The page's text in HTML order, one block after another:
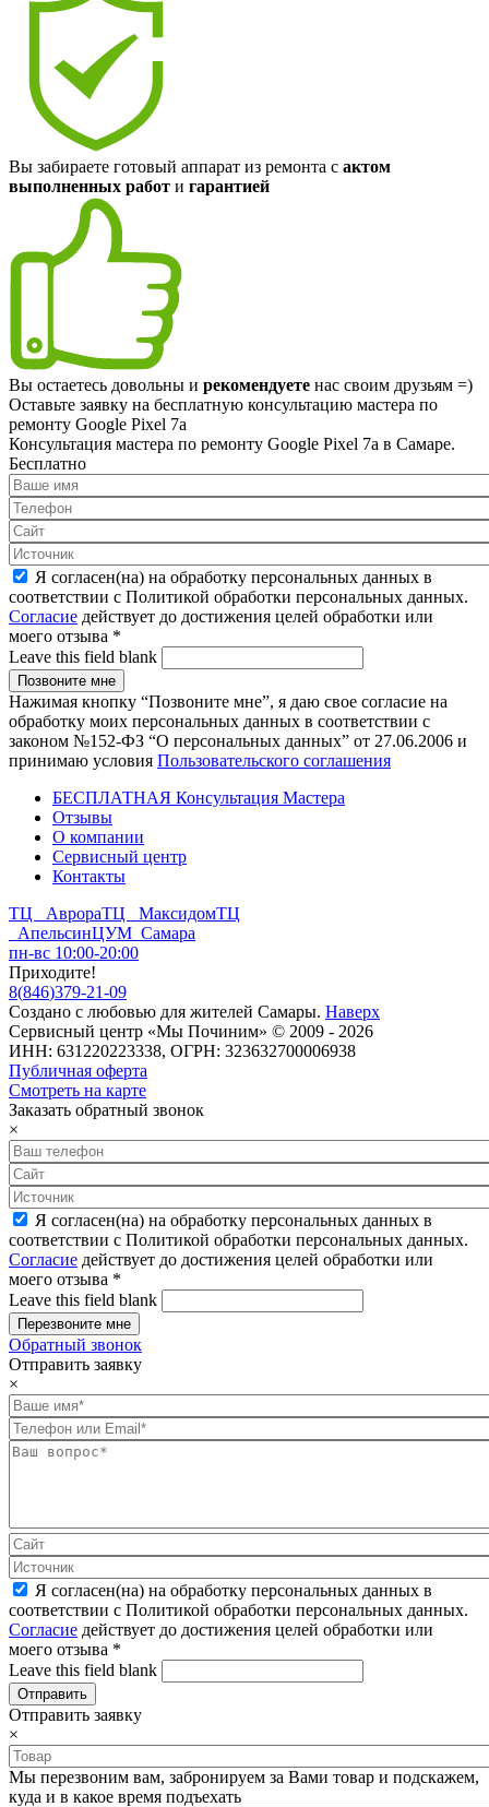
Вы забираете готовый аппарат из ремонта с актом
выполненных работ и гарантией
Вы остаетесь довольны и рекомендуете нас своим друзьям =)
Оставьте заявку на бесплатную консультацию мастера по
ремонту Google Pixel 7a
Консультация мастера по ремонту Google Pixel 7a в Самаре.
Бесплатно
Я согласен(на) на обработку персональных данных в
соответствии с Политикой обработки персональных данных.
Согласие действует до достижения целей обработки или
моего отзыва *
Leave this field blank
Нажимая кнопку “Позвоните мне”, я даю свое согласие на
обработку моих персональных данных в соответствии с
законом №152-ФЗ “О персональных данных” от 27.06.2006 и
принимаю условия Пользовательского соглашения
БЕСПЛАТНАЯ Консультация Мастера
Отзывы
О компании
Сервисный центр
Контакты
ТЦ АврораТЦ МаксидомТЦ
АпельсинЦУМ Самара
пн-вс 10:00-20:00
Приходите!
8(846)379-21-09
Создано с любовью для жителей Самары. Наверх
Сервисный центр «Мы Починим» © 2009 - 2026
ИНН: 631220223338, ОГРН: 323632700006938
Публичная оферта
Смотреть на карте
Заказать обратный звонок
×
Я согласен(на) на обработку персональных данных в
соответствии с Политикой обработки персональных данных.
Согласие действует до достижения целей обработки или
моего отзыва *
Leave this field blank
Обратный звонок
Отправить заявку
×
Я согласен(на) на обработку персональных данных в
соответствии с Политикой обработки персональных данных.
Согласие действует до достижения целей обработки или
моего отзыва *
Leave this field blank
Отправить заявку
×
Мы перезвоним вам, забронируем за Вами товар и подскажем,
куда и в какое время подъехать